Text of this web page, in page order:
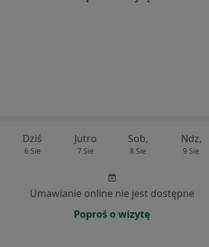
Dziś
6 Sie
Jutro
7 Sie
Sob,
8 Sie
Ndz,
9 Sie
Umawianie online nie jest dostępne
Poproś o wizytę